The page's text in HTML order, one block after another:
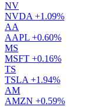
NV
NVDA +1.09%
AA
AAPL +0.60%
MS
MSFT +0.16%
TS
TSLA +1.94%
AM
AMZN +0.59%